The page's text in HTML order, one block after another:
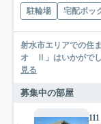
駐輪場 宅配ボッ
射水市エリアでの住
オ Ⅱ」はいかがでし
見る
募集中の部屋
111